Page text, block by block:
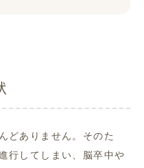
どありません。そのた
行してしまい、脳卒中や